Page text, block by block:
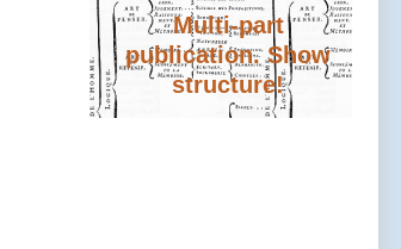
Multi-part
publication. Show
structure!